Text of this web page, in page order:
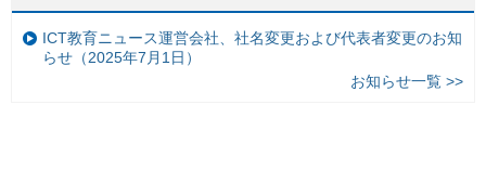
ICT教育ニュース運営会社、社名変更および代表者変更のお知
らせ（2025年7月1日）
お知らせ一覧 >>